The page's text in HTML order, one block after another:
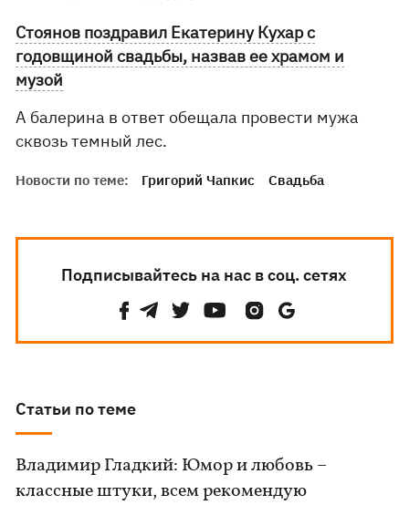
Стоянов поздравил Екатерину Кухар с
годовщиной свадьбы, назвав ее храмом и
музой
А балерина в ответ обещала провести мужа
сквозь темный лес.
Новости по теме: Григорий Чапкис Свадьба
Подписывайтесь на нас в соц. сетях
Статьи по теме
Владимир Гладкий: Юмор и любовь –
классные штуки, всем рекомендую